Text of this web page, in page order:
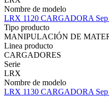
Nombre de modelo
LRX 1120 CARGADORA Sep
Tipo producto
MANIPULACIÓN DE
Linea producto
CARGADORES
Serie
LRX
Nombre de modelo
LRX 1130 CARGADORA Sep